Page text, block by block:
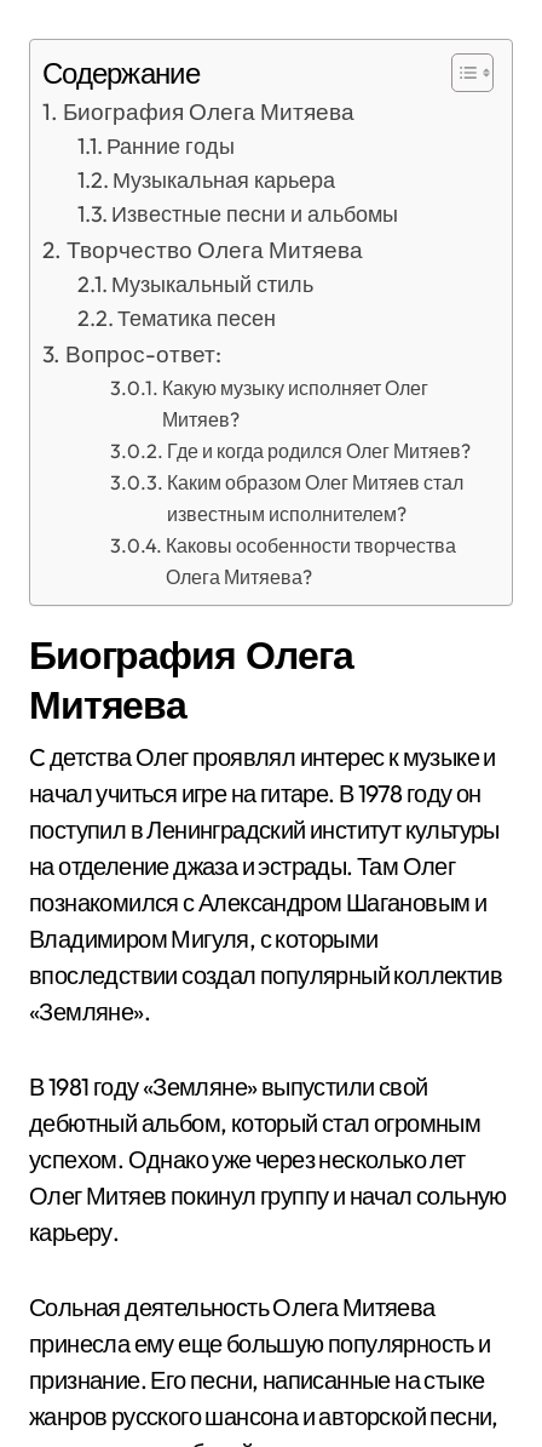
Содержание
Биография Олега Митяева
Ранние годы
Музыкальная карьера
Известные песни и альбомы
Творчество Олега Митяева
Музыкальный стиль
Тематика песен
Вопрос-ответ:
Какую музыку исполняет Олег
Митяев?
Где и когда родился Олег Митяев?
Каким образом Олег Митяев стал
известным исполнителем?
Каковы особенности творчества
Олега Митяева?
Биография Олега
Митяева
C детства Олег проявлял интерес к музыке и
начал учиться игре на гитаре. В 1978 году он
поступил в Ленинградский институт культуры
на отделение джаза и эстрады. Там Олег
познакомился с Александром Шагановым и
Владимиром Мигуля, с которыми
впоследствии создал популярный коллектив
«Земляне».
В 1981 году «Земляне» выпустили свой
дебютный альбом, который стал огромным
успехом. Однако уже через несколько лет
Олег Митяев покинул группу и начал сольную
карьеру.
Сольная деятельность Олега Митяева
принесла ему еще большую популярность и
признание. Его песни, написанные на стыке
жанров русского шансона и авторской песни,